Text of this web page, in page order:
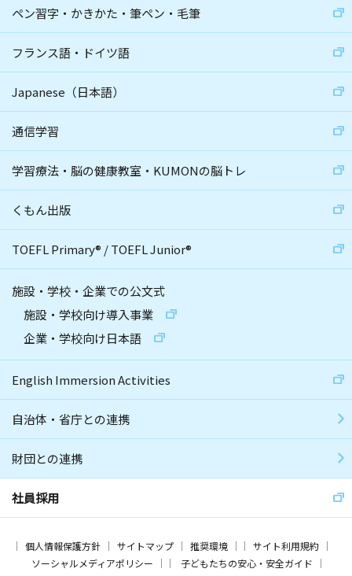
ペン習字・かきかた・筆ペン・毛筆
フランス語・ドイツ語
Japanese（日本語）
通信学習
学習療法・脳の健康教室・KUMONの脳トレ
くもん出版
TOEFL Primary® /TOEFL Junior®
施設・学校・企業での公文式
施設・学校向け導入事業
企業・学校向け日本語
English Immersion Activities
自治体・省庁との連携
財団との連携
社員採用
個人情報保護方針 サイトマップ 推奨環境
サイト利用規約
ソーシャルメディアポリシー
子どもたちの安心・安全ガイド